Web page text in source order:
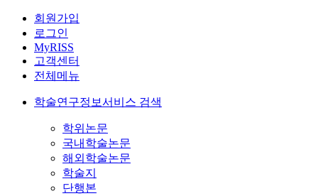
회원가입
로그인
MyRISS
고객센터
전체메뉴
학술연구정보서비스 검색
학위논문
국내학술논문
해외학술논문
학술지
단행본